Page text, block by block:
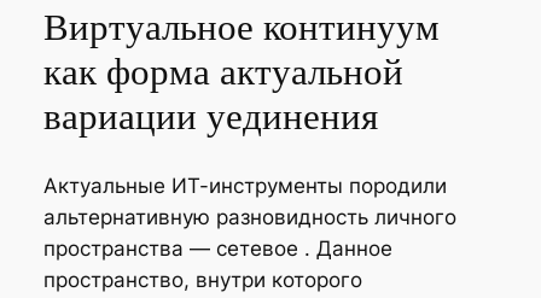
Виртуальное континуум
как форма актуальной
вариации уединения
Актуальные ИТ-инструменты породили
альтернативную разновидность личного
пространства — сетевое . Данное
пространство, внутри которого